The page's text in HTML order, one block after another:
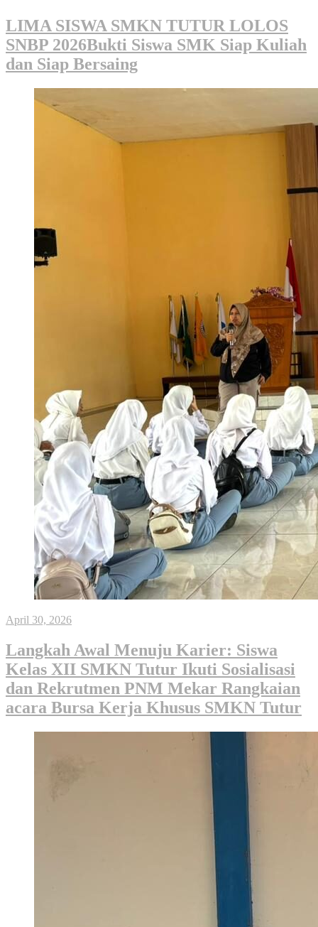
LIMA SISWA SMKN TUTUR LOLOS
SNBP 2026Bukti Siswa SMK Siap Kuliah
dan Siap Bersaing
April 30, 2026
Langkah Awal Menuju Karier: Siswa
Kelas XII SMKN Tutur Ikuti Sosialisasi
dan Rekrutmen PNM Mekar Rangkaian
acara Bursa Kerja Khusus SMKN Tutur